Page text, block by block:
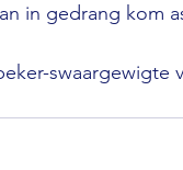
in gedrang kom
swaargewigte